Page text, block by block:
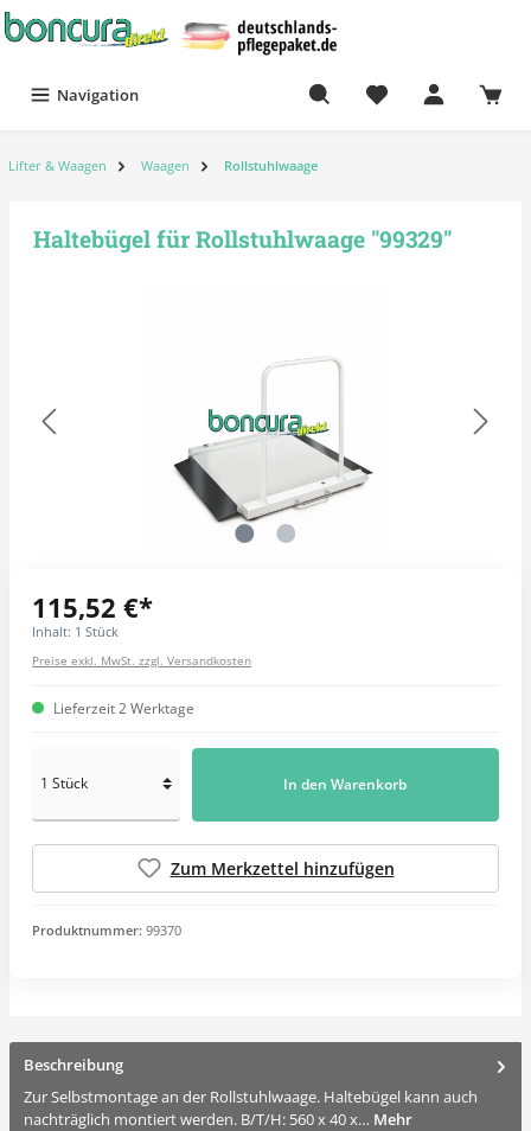
Navigation
Lifter & Waagen Waagen Rollstuhlwaage
Haltebügel für Rollstuhlwaage "99329"
115,52 €*
Inhalt: 1 Stück
Preise exkl. MwSt. zzgl. Versandkosten
Lieferzeit 2 Werktage
In den Warenkorb
Zum Merkzettel hinzufügen
Produktnummer:99370
Beschreibung
Zur Selbstmontage an der Rollstuhlwaage. Haltebügel kann auch
nachträglich montiert werden. B/T/H: 560 x 40 x… Mehr